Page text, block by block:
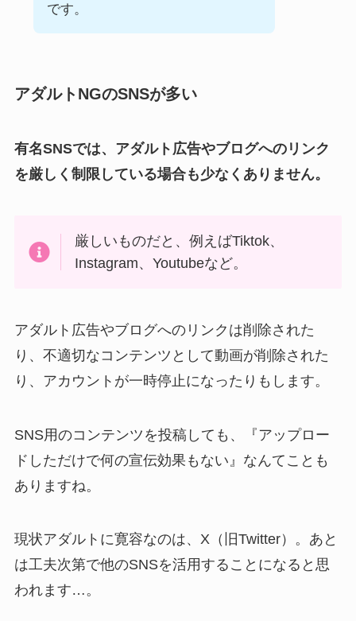
です。
アダルトNGのSNSが多い
有名SNSでは、アダルト広告やブログへのリンク
を厳しく制限している場合も少なくありません。
厳しいものだと、例えばTiktok、
Instagram、Youtubeなど。
アダルト広告やブログへのリンクは削除された
り、不適切なコンテンツとして動画が削除された
り、アカウントが一時停止になったりもします。
SNS用のコンテンツを投稿しても、『アップロー
ドしただけで何の宣伝効果もない』なんてことも
ありますね。
現状アダルトに寛容なのは、X（旧Twitter）。あと
は工夫次第で他のSNSを活用することになると思
われます…。